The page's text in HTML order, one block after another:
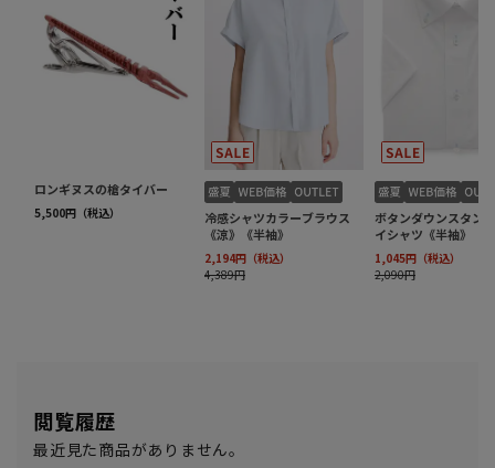
閲覧履歴
最近見た商品がありません。